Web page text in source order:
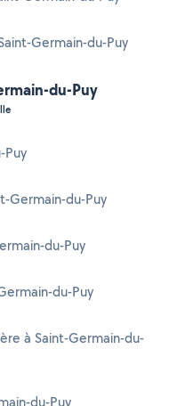
Germain-du-Puy
du-Puy
Puy
Germain-du-Puy
du-Puy
du-Puy
à Saint-Germain-du-
du-Puy